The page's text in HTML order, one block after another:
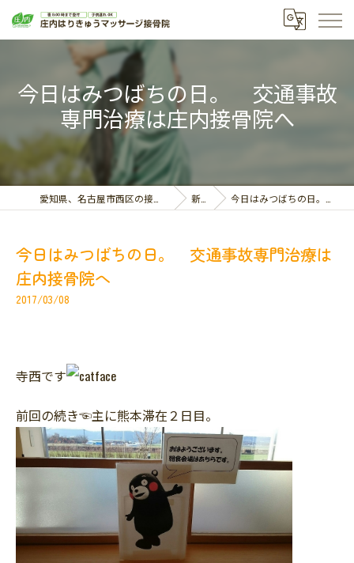
今日はみつばちの日。 交通事故
専門治療は庄内接骨院へ
愛知県、名古屋市西区の接骨院なら庄内はりきゅうマッサージ接骨院 新着情報 今日はみつばちの日。 交通事故専門治療は庄内接骨院へ
今日はみつばちの日。 交通事故専門治療は
庄内接骨院へ
2017/03/08
寺西です
前回の続き☜主に熊本滞在２日目。